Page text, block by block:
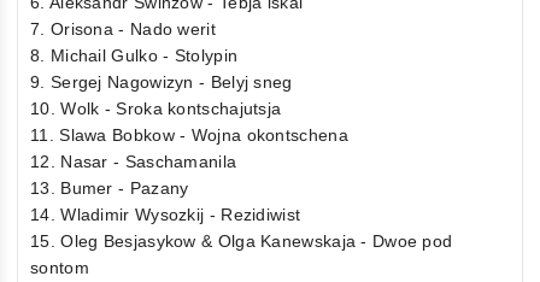
7. Orisona - Nado werit
8. Michail Gulko - Stolypin
9. Sergej Nagowizyn - Belyj sneg
10. Wolk - Sroka kontschajutsja
11. Slawa Bobkow - Wojna okontschena
12. Nasar - Saschamanila
13. Bumer - Pazany
14. Wladimir Wysozkij - Rezidiwist
15. Oleg Besjasykow & Olga Kanewskaja - Dwoe pod
sontom